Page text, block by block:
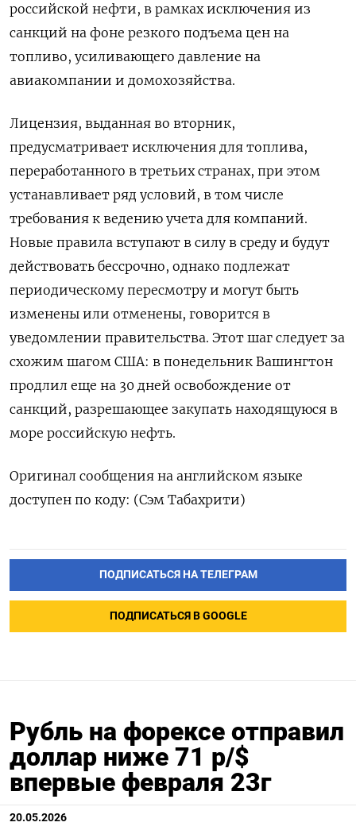
российской нефти, в рамках исключения из
санкций на ​фоне ​резкого подъема ​цен на
топливо, ⁠усиливающего давление ‌на
авиакомпании и домохозяйства.
Лицензия, ‌выданная во вторник,
предусматривает исключения для ​топлива,
переработанного в третьих ‌странах, при этом
устанавливает ряд ​условий, в том числе
‌требования к ведению учета для компаний.
Новые правила вступают в ​силу в ​среду ‌и будут
действовать бессрочно, однако ​подлежат
периодическому пересмотру и могут быть
изменены или отменены, говорится в
уведомлении правительства. Этот шаг следует за
схожим шагом США: в понедельник ​Вашингтон
продлил ⁠еще на 30 дней освобождение от
‌санкций, разрешающее закупать находящуюся в
‌море российскую нефть.
Оригинал сообщения на ​английском языке
доступен ‌по коду: (Сэм Табахрити)
ПОДПИСАТЬСЯ НА ТЕЛЕГРАМ
ПОДПИСАТЬСЯ В GOOGLE
Рубль на форексе отправил
доллар ниже 71 р/$
впервые февраля 23г
20.05.2026